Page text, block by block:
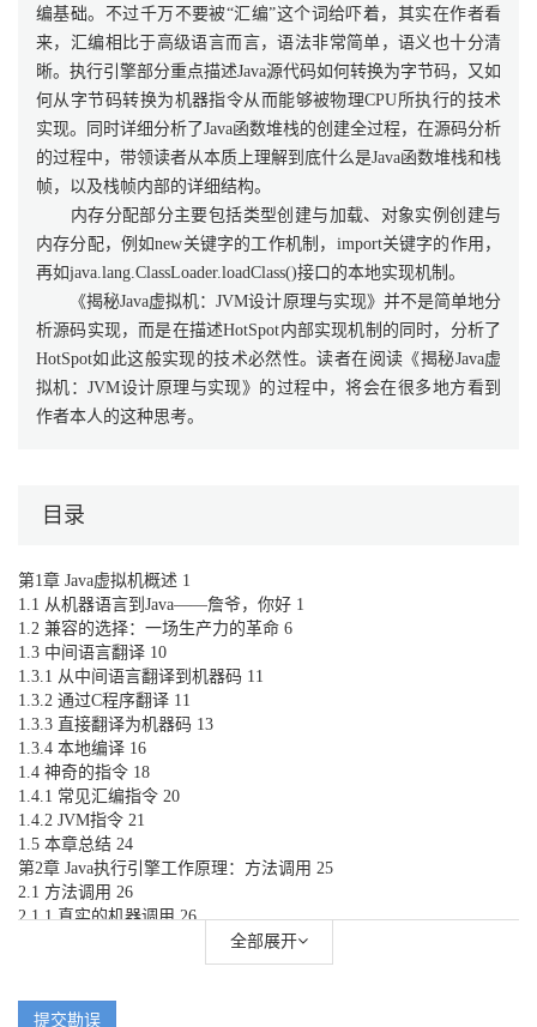
编基础。不过千万不要被“汇编”这个词给吓着，其实在作者看
来，汇编相比于高级语言而言，语法非常简单，语义也十分清
晰。执行引擎部分重点描述Java源代码如何转换为字节码，又如
何从字节码转换为机器指令从而能够被物理CPU所执行的技术
实现。同时详细分析了Java函数堆栈的创建全过程，在源码分析
的过程中，带领读者从本质上理解到底什么是Java函数堆栈和栈
帧，以及栈帧内部的详细结构。
内存分配部分主要包括类型创建与加载、对象实例创建与
内存分配，例如new关键字的工作机制，import关键字的作用，
再如java.lang.ClassLoader.loadClass()接口的本地实现机制。
《揭秘Java虚拟机：JVM设计原理与实现》并不是简单地分
析源码实现，而是在描述HotSpot内部实现机制的同时，分析了
HotSpot如此这般实现的技术必然性。读者在阅读《揭秘Java虚
拟机：JVM设计原理与实现》的过程中，将会在很多地方看到
作者本人的这种思考。
目录
第1章 Java虚拟机概述 1
1.1 从机器语言到Java——詹爷，你好 1
1.2 兼容的选择：一场生产力的革命 6
1.3 中间语言翻译 10
1.3.1 从中间语言翻译到机器码 11
1.3.2 通过C程序翻译 11
1.3.3 直接翻译为机器码 13
1.3.4 本地编译 16
1.4 神奇的指令 18
1.4.1 常见汇编指令 20
1.4.2 JVM指令 21
1.5 本章总结 24
第2章 Java执行引擎工作原理：方法调用 25
2.1 方法调用 26
2.1.1 真实的机器调用 26
2.2 JVM的函数调用机制 47
2.4 CallStub函数指针定义 60
全部展开
提交勘误